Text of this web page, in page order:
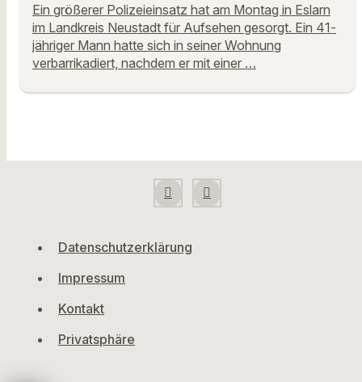
Ein größerer Polizeieinsatz hat am Montag in Eslarn
im Landkreis Neustadt für Aufsehen gesorgt. Ein 41-
jähriger Mann hatte sich in seiner Wohnung
verbarrikadiert, nachdem er mit einer …
Datenschutzerklärung
Impressum
Kontakt
Privatsphäre